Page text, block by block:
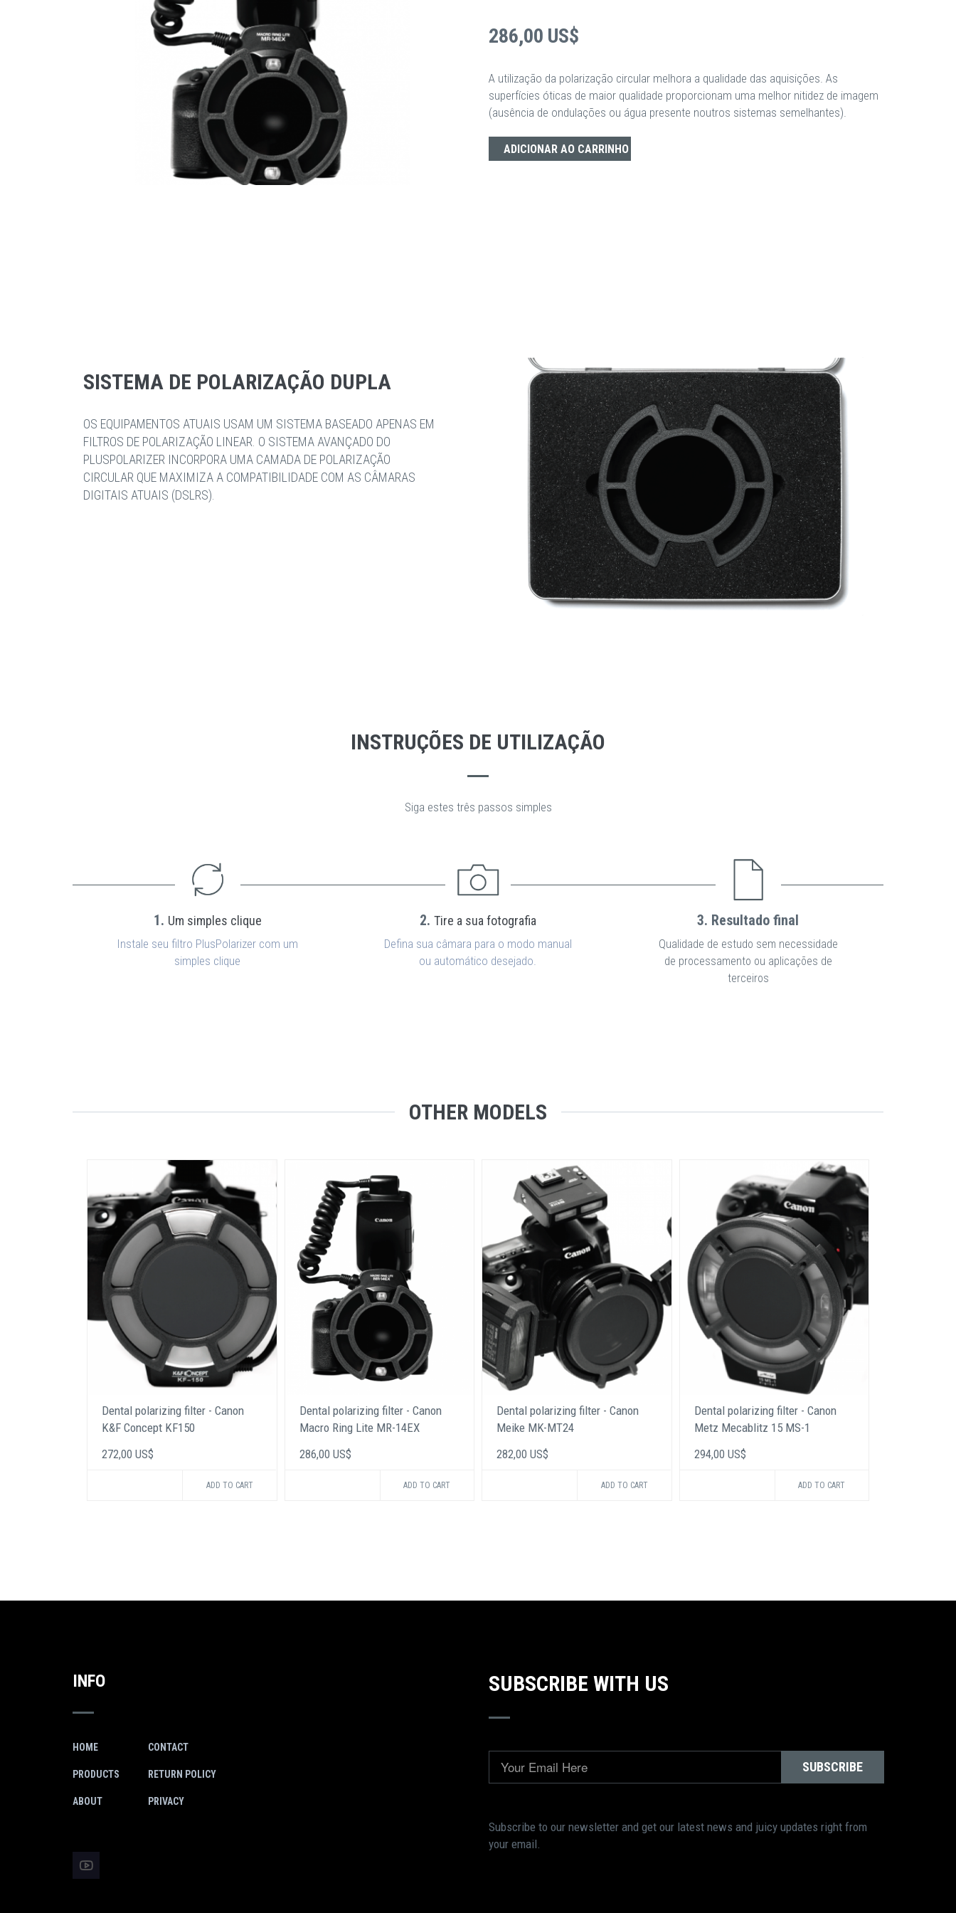
286,00 US$
A utilização da polarização circular melhora a qualidade das aquisições. As
superfícies óticas de maior qualidade proporcionam uma melhor nitidez de imagem
(ausência de ondulações ou água presente noutros sistemas semelhantes).
SISTEMA DE POLARIZAÇÃO DUPLA
OS EQUIPAMENTOS ATUAIS USAM UM SISTEMA BASEADO APENAS EM
FILTROS DE POLARIZAÇÃO LINEAR. O SISTEMA AVANÇADO DO
PLUSPOLARIZER INCORPORA UMA CAMADA DE POLARIZAÇÃO
CIRCULAR QUE MAXIMIZA A COMPATIBILIDADE COM AS CÂMARAS
DIGITAIS ATUAIS (DSLRS).
INSTRUÇÕES DE UTILIZAÇÃO
Siga estes três passos simples
1. Um simples clique
Instale seu filtro PlusPolarizer com um
simples clique
2. Tire a sua fotografia
Defina sua câmara para o modo manual
ou automático desejado.
3. Resultado final
Qualidade de estudo sem necessidade
de processamento ou aplicações de
terceiros
OTHER MODELS
Dental polarizing filter - Canon
K&F Concept KF150
272,00 US$
ADD TO CART
Dental polarizing filter - Canon
Macro Ring Lite MR-14EX
286,00 US$
ADD TO CART
Dental polarizing filter - Canon
Meike MK-MT24
282,00 US$
ADD TO CART
Dental polarizing filter - Canon
Metz Mecablitz 15 MS-1
294,00 US$
ADD TO CART
INFO
HOME
PRODUCTS
ABOUT
CONTACT
RETURN POLICY
PRIVACY
SUBSCRIBE WITH US
Email SUBSCRIBE
Subscribe to our newsletter and get our latest news and juicy updates right from
your email.